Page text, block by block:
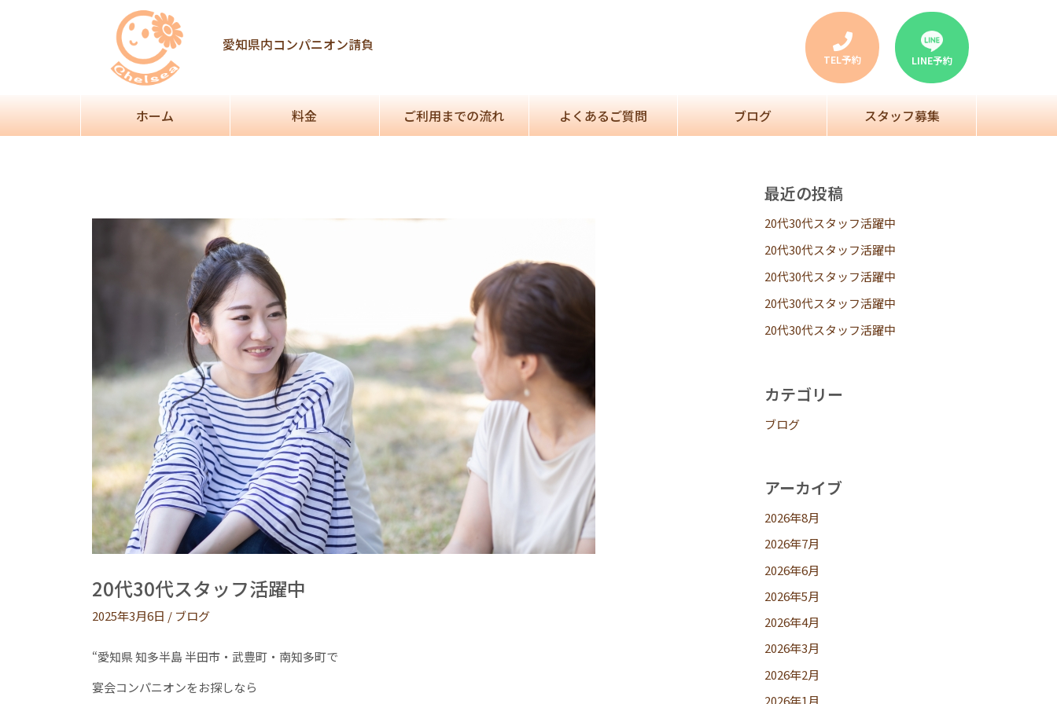
愛知県内コンパニオン請負
TEL予約 LINE予約
ホーム 料金 ご利用までの流れ よくあるご質問 ブログ スタッフ募集
20代30代スタッフ活躍中
2025年3月6日 / ブログ
“愛知県 知多半島 半田市・武豊町・南知多町で
宴会コンパニオンをお探しなら
最近の投稿
20代30代スタッフ活躍中
20代30代スタッフ活躍中
20代30代スタッフ活躍中
20代30代スタッフ活躍中
20代30代スタッフ活躍中
カテゴリー
ブログ
アーカイブ
2026年8月
2026年7月
2026年6月
2026年5月
2026年4月
2026年3月
2026年2月
2026年1月